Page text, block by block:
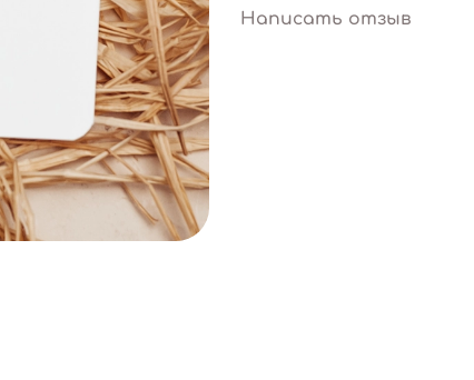
Написать отзыв